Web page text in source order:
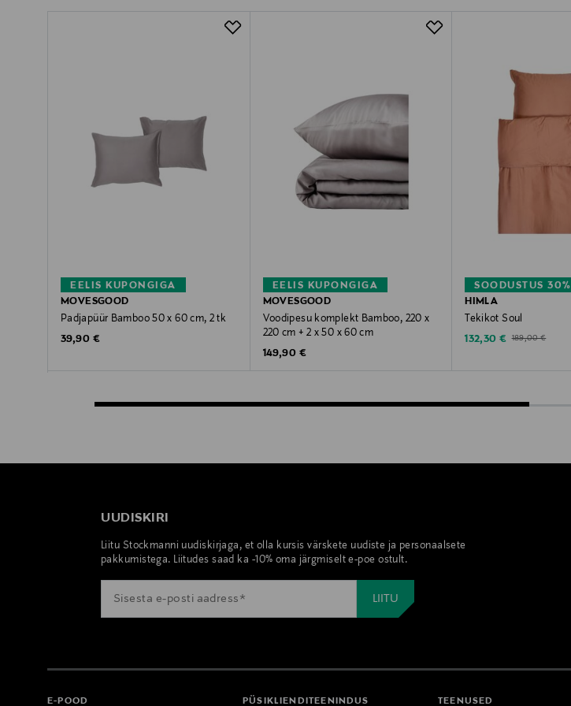
EELIS KUPONGIGA
MOVESGOOD
Padjapüür Bamboo 50 x 60 cm, 2 tk
Original Price
39,90 €
EELIS KUPONGIGA
MOVESGOOD
Voodipesu komplekt Bamboo, 220 x
220 cm + 2 x 50 x 60 cm
Original Price
149,90 €
SOODUSTUS 30%
HIMLA
Tekikot Soul
Discounted Price
132,30 € Original Price
189,00 €
UUDISKIRI
Liitu Stockmanni uudiskirjaga, et olla kursis värskete uudiste ja personaalsete
pakkumistega. Liitudes saad ka -10% oma järgmiselt e-poe ostult.
E-POOD PÜSIKLIENDITEENINDUS TEENUSED